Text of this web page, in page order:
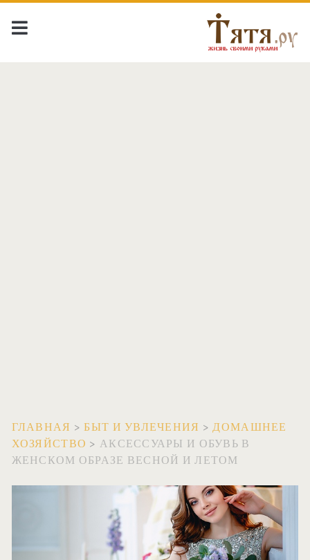
ГЛАВНАЯ >БЫТ И УВЛЕЧЕНИЯ >ДОМАШНЕЕ
ХОЗЯЙСТВО > АКСЕССУАРЫ И ОБУВЬ В
ЖЕНСКОМ ОБРАЗЕ ВЕСНОЙ И ЛЕТОМ